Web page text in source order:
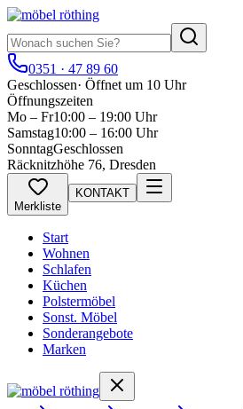
0351 · 47 89 60
Geschlossen· Öffnet um 10 Uhr
Öffnungszeiten
Mo – Fr10:00 – 19:00 Uhr
Samstag10:00 – 16:00 Uhr
SonntagGeschlossen
Räcknitzhöhe 76, Dresden
Merkliste
KONTAKT
Start
Wohnen
Schlafen
Küchen
Polstermöbel
Sonst. Möbel
Sonderangebote
Marken